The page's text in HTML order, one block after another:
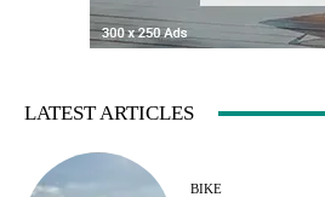
LATEST ARTICLES
BIKE